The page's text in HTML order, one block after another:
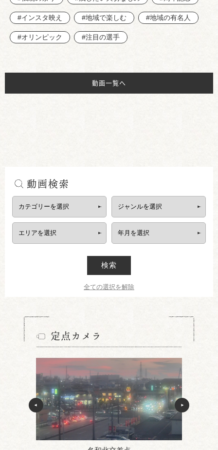
#インスタ映え #地域で楽しむ #地域の有名人
#オリンピック #注目の選手
動画一覧へ
動画検索
検索
全ての選択を解除
定点カメラ